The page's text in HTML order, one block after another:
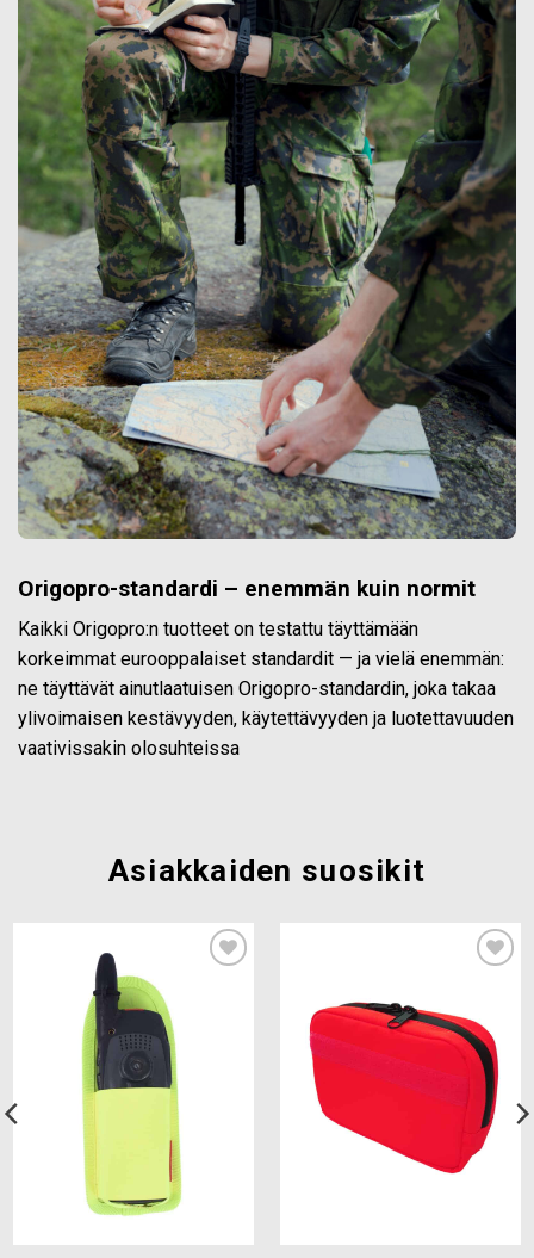
Origopro-standardi – enemmän kuin normit
Kaikki Origopro:n tuotteet on testattu täyttämään
korkeimmat eurooppalaiset standardit — ja vielä enemmän:
ne täyttävät ainutlaatuisen Origopro-standardin, joka takaa
ylivoimaisen kestävyyden, käytettävyyden ja luotettavuuden
vaativissakin olosuhteissa
Asiakkaiden suosikit